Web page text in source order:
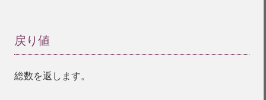
戻り値
総数を返します。